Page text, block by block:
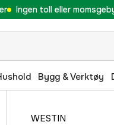
Ingen toll eller
Bygg & Verktøy
WESTIN